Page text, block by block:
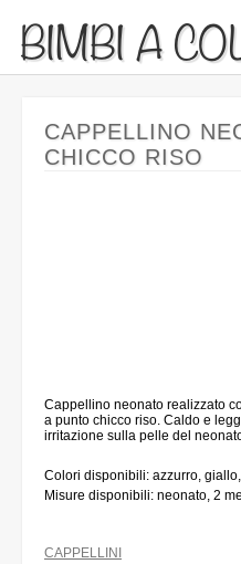
BIMBI A
CAPPELLINO
CHICCO RISO
Cappellino neonato realizzato
a punto chicco riso. Caldo e
irritazione sulla pelle del
Colori disponibili: azzurro,
Misure disponibili: neonato, 2
CAPPELLINI